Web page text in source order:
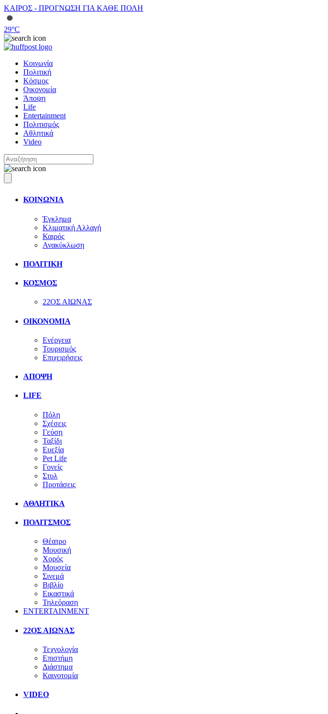
ΚΑΙΡΟΣ - ΠΡΟΓΝΩΣΗ ΓΙΑ ΚΑΘΕ ΠΟΛΗ
29°C
Κοινωνία
Πολιτική
Κόσμος
Οικονομία
Άποψη
Life
Entertainment
Πολιτισμός
Αθλητικά
Video
ΚΟΙΝΩΝΙΑ
Έγκλημα
Κλιματική Αλλαγή
Καιρός
Ανακύκλωση
ΠΟΛΙΤΙΚΗ
ΚΟΣΜΟΣ
22ΟΣ ΑΙΩΝΑΣ
ΟΙΚΟΝΟΜΙΑ
Ενέργεια
Τουρισμός
Επιχειρήσεις
ΑΠΟΨΗ
LIFE
Πόλη
Σχέσεις
Γεύση
Ταξίδι
Ευεξία
Pet Life
Γονείς
Στυλ
Προτάσεις
ΑΘΛΗΤΙΚΑ
ΠΟΛΙΤΣΜΟΣ
Θέατρο
Μουσική
Χορός
Μουσεία
Σινεμά
Βιβλίο
Εικαστικά
Τηλεόραση
ENTERTAINMENT
22ΟΣ ΑΙΩΝΑΣ
Τεχνολογία
Επιστήμη
Διάστημα
Καινοτομία
VIDEO